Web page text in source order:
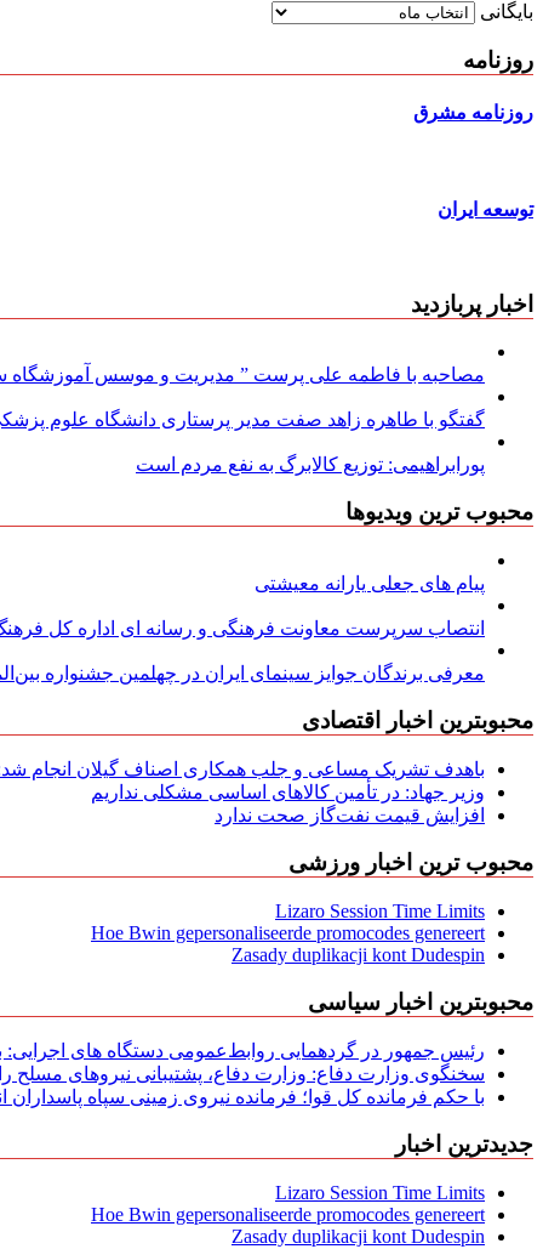
بایگانی
روزنامه
روزنامه مشرق
توسعه ایران
اخبار پربازدید
مصاحبه با فاطمه علی پرست ” مدیریت و موسس آموزشگاه
گفتگو با طاهره زاهد صفت مدیر پرستاری دانشگاه علوم
پورابراهیمی: توزیع کالابرگ به نفع مردم است
محبوب ترین ویدیوها
پیام های جعلی یارانه معیشتی
انتصاب سرپرست معاونت فرهنگی و رسانه ای اداره کل
معرفی برندگان جوایز سینمای ایران در چهلمین جشنواره
محبوبترین اخبار اقتصادی
باهدف تشریک مساعی و جلب همکاری اصناف گیلان انجام
وزیر جهاد: در تأمین کالاهای اساسی مشکلی نداریم
افزایش قیمت نفت‌گاز صحت ندارد
محبوب ترین اخبار ورزشی
Lizaro Session Time Limits
Hoe Bwin gepersonaliseerde promocodes genereert
Zasady duplikacji kont Dudespin
محبوبترین اخبار سیاسی
رئیس جمهور در گردهمایی روابط‌عمومی دستگاه های اجرایی:
سخنگوی وزارت دفاع: وزارت دفاع، پشتیبانی نیرو‌های مسلح
با حکم فرمانده کل قوا؛ فرمانده نیروی زمینی سپاه
جدیدترین اخبار
Lizaro Session Time Limits
Hoe Bwin gepersonaliseerde promocodes genereert
Zasady duplikacji kont Dudespin